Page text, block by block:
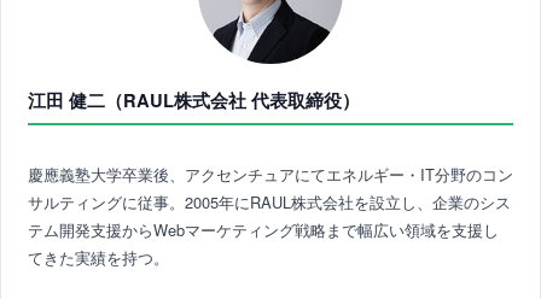
江田 健二（RAUL株式会社 代表取締役）
慶應義塾大学卒業後、アクセンチュアにてエネルギー・IT分野のコン
サルティングに従事。2005年にRAUL株式会社を設立し、企業のシス
テム開発支援からWebマーケティング戦略まで幅広い領域を支援し
てきた実績を持つ。